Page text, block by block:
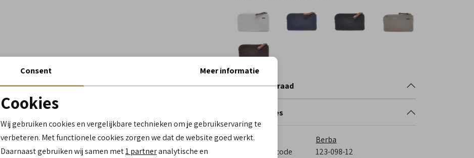
Winkelvoorraad
Specificaties
Merk
Berba
Leveranciercode
123-098-12
Noodzakelijke cookies
Analytische cookies Marketing cookies
Consent Meer informatie
Cookies
Wij gebruiken cookies en vergelijkbare technieken om je gebruikservaring te
verbeteren. Met functionele cookies zorgen we dat de website goed werkt.
Daarnaast gebruiken wij samen met1 partneranalytische en